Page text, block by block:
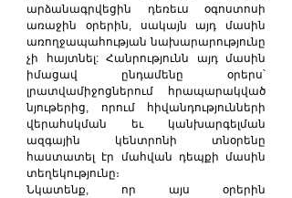
արձանագրվեցին դեռեւս օգոստոսի
առաջին օրերին, սակայն այդ մասին
առողջապահության նախարարությունը
չի հայտնել: Հանրությունն այդ մասին
իմացավ ընդամենը օրերս՝
լրատվամիջոցներում հրապարակված
նյութերից, որում հիվանդությունների
վերահսկման եւ կանխարգելման
ազգային կենտրոնի տնօրենը
հաստատել էր մահվան դեպքի մասին
տեղեկությունը։
Նկատենք, որ այս օրերին